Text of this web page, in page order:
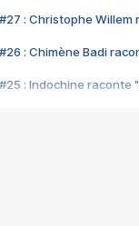
#27 : Christophe
#26 : Chimène Badi
#25 : Indochine raconte